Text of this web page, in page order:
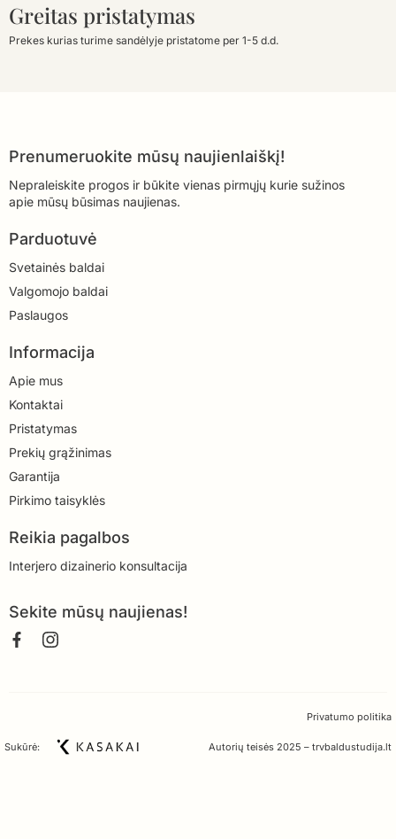
Greitas pristatymas
Prekes kurias turime sandėlyje pristatome per 1-5 d.d.
Prenumeruokite mūsų naujienlaiškį!
Nepraleiskite progos ir būkite vienas pirmųjų kurie sužinos
apie mūsų būsimas naujienas.
Parduotuvė
Svetainės baldai
Valgomojo baldai
Paslaugos
Informacija
Apie mus
Kontaktai
Pristatymas
Prekių grąžinimas
Garantija
Pirkimo taisyklės
Reikia pagalbos
Interjero dizainerio konsultacija
Sekite mūsų naujienas!
Privatumo politika
Sukūrė: Autorių teisės 2025 – trvbaldustudija.lt